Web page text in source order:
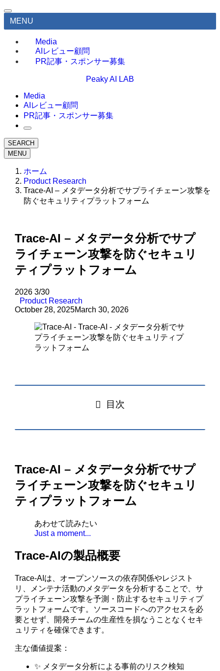
MENU
Media
AIレビュー顧問
PR記事・スポンサー募集
Peaky AI LAB
Media
AIレビュー顧問
PR記事・スポンサー募集
SEARCH
MENU
ホーム
Product Research
Trace-AI – メタデータ分析でサプライチェーン攻撃を
防ぐセキュリティプラットフォーム
Trace-AI – メタデータ分析でサプ
ライチェーン攻撃を防ぐセキュリ
ティプラットフォーム
2026 3/30
Product Research
October 28, 2025March 30, 2026
目次
Trace-AI – メタデータ分析でサプ
ライチェーン攻撃を防ぐセキュリ
ティプラットフォーム
あわせて読みたい
Just a moment...
Trace-AIの製品概要
Trace-AIは、オープンソースの依存関係やレジスト
リ、メンテナ活動のメタデータを分析することで、サ
プライチェーン攻撃を予測・防止するセキュリティプ
ラットフォームです。ソースコードへのアクセスを必
要とせず、開発チームの生産性を損なうことなくセキ
ュリティを確保できます。
主な価値提案：
✨ メタデータ分析による事前のリスク検知